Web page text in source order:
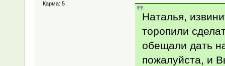
Карма: 5
Наталья,
торопили
обещали дать
пожалуйста, и